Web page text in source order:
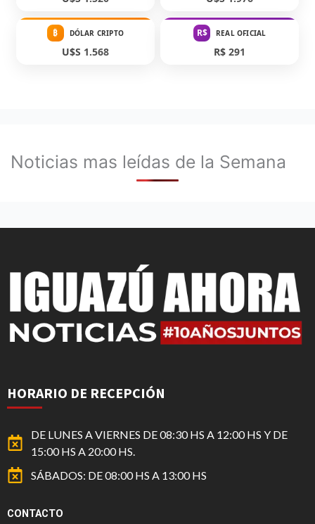
₿ DÓLAR CRIPTO
U$S 1.568
R$ REAL OFICIAL
R$ 291
Noticias mas leídas de la Semana
HORARIO DE RECEPCIÓN
DE LUNES A VIERNES DE 08:30 HS A 12:00 HS Y DE
15:00 HS A 20:00 HS.
SÁBADOS: DE 08:00 HS A 13:00 HS
CONTACTO